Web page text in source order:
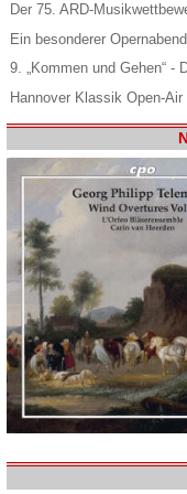
Der 75. ARD-
Ein besonderer
9. „Kommen und Gehen“ -
Hannover Klassik Open-Air